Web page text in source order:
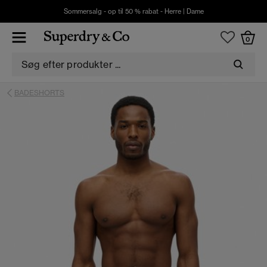
Sommersalg - op til 50 % rabat - Herre| Dame
0
BADESHORTS